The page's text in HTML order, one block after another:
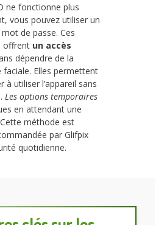
ne fonctionne plus
vous pouvez utiliser un
de passe. Ces
offrent un accès
dépendre de la
faciale. Elles permettent
à utiliser l’appareil sans
Les options temporaires
en attendant une
méthode est
par Glifpix
quotidienne.